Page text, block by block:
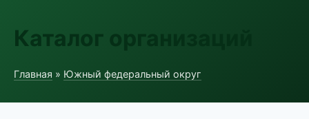
Каталог организаций
Главная » Южный федеральный округ